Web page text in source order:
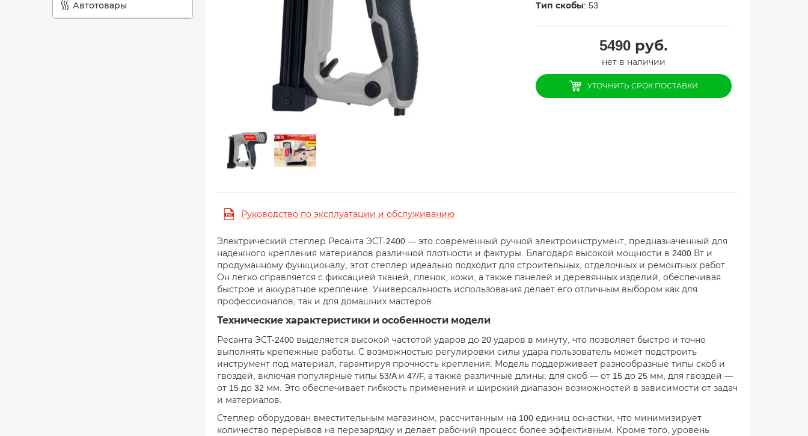
Автотовары
Тип скобы: 53
5490руб.
нет в наличии
УТОЧНИТЬ СРОК ПОСТАВКИ
Руководство по эксплуатации и обслуживанию
Электрический степлер Ресанта ЭСТ-2400 — это современный ручной электроинструмент, предназначенный для
надежного крепления материалов различной плотности и фактуры. Благодаря высокой мощности в 2400 Вт и
продуманному функционалу, этот степлер идеально подходит для строительных, отделочных и ремонтных работ.
Он легко справляется с фиксацией тканей, пленок, кожи, а также панелей и деревянных изделий, обеспечивая
быстрое и аккуратное крепление. Универсальность использования делает его отличным выбором как для
профессионалов, так и для домашних мастеров.
Технические характеристики и особенности модели
Ресанта ЭСТ-2400 выделяется высокой частотой ударов до 20 ударов в минуту, что позволяет быстро и точно
выполнять крепежные работы. С возможностью регулировки силы удара пользователь может подстроить
инструмент под материал, гарантируя прочность крепления. Модель поддерживает разнообразные типы скоб и
гвоздей, включая популярные типы 53/A и 47/F, а также различные длины: для скоб — от 15 до 25 мм, для гвоздей —
от 15 до 32 мм. Это обеспечивает гибкость применения и широкий диапазон возможностей в зависимости от задач
и материалов.
Степлер оборудован вместительным магазином, рассчитанным на 100 единиц оснастки, что минимизирует
количество перерывов на перезарядку и делает рабочий процесс более эффективным. Кроме того, уровень